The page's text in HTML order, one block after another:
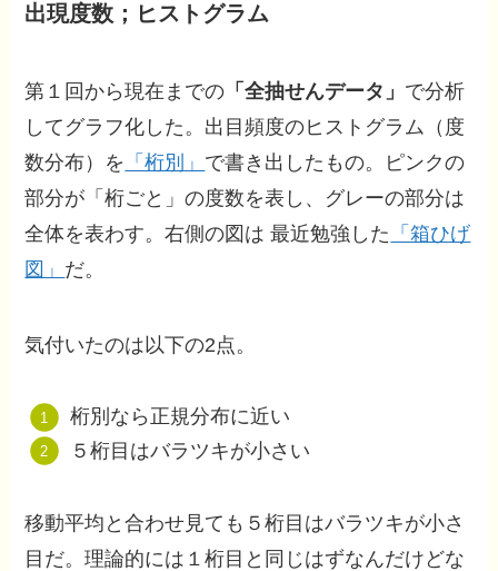
出現度数；ヒストグラム
第１回から現在までの 「全抽せんデータ」 で分析
してグラフ化した。出目頻度のヒストグラム（度
数分布）を 「桁別」 で書き出したもの。ピンクの
部分が「桁ごと」の度数を表し、グレーの部分は
全体を表わす。右側の図は 最近勉強した 「箱ひげ
図」 だ。
気付いたのは以下の2点。
桁別なら正規分布に近い
５桁目はバラツキが小さい
移動平均と合わせ見ても５桁目はバラツキが小さ
目だ。理論的には１桁目と同じはずなんだけどな